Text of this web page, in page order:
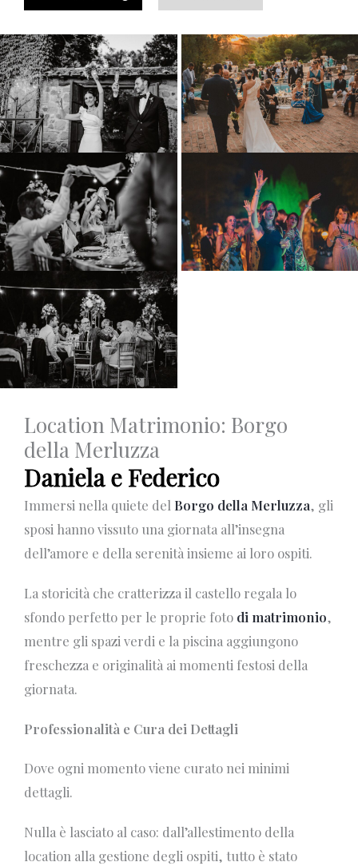
Location Matrimonio: Borgo
della Merluzza
Daniela e Federico
Immersi nella quiete del Borgo della Merluzza, gli
sposi hanno vissuto una giornata all’insegna
dell’amore e della serenità insieme ai loro ospiti.
La storicità che cratterizza il castello regala lo
sfondo perfetto per le proprie foto di matrimonio,
mentre gli spazi verdi e la piscina aggiungono
freschezza e originalità ai momenti festosi della
giornata.
Professionalità e Cura dei Dettagli
Dove ogni momento viene curato nei minimi
dettagli.
Nulla è lasciato al caso: dall’allestimento della
location alla gestione degli ospiti, tutto è stato